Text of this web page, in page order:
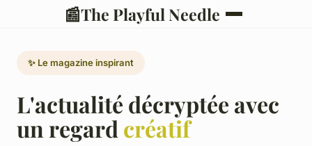
📰The Playful Needle
✨ Le magazine inspirant
L'actualité décryptée avec
un regard créatif